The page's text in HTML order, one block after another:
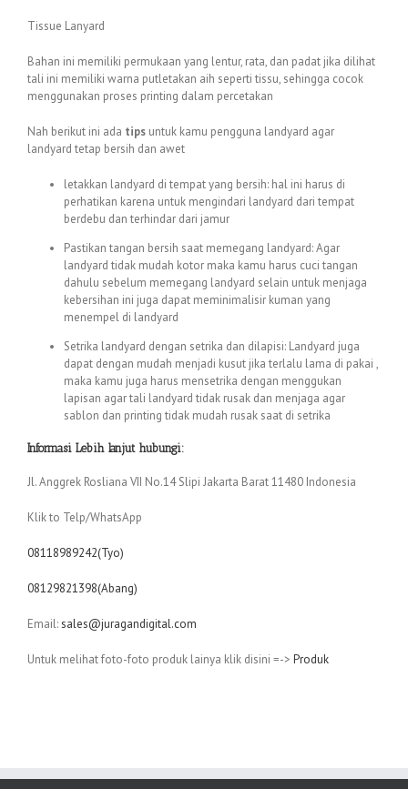
Tissue Lanyard
Bahan ini memiliki permukaan yang lentur, rata, dan padat jika dilihat
tali ini memiliki warna putletakan aih seperti tissu, sehingga cocok
menggunakan proses printing dalam percetakan
Nah berikut ini ada tips untuk kamu pengguna landyard agar
landyard tetap bersih dan awet
letakkan landyard di tempat yang bersih: hal ini harus di
perhatikan karena untuk mengindari landyard dari tempat
berdebu dan terhindar dari jamur
Pastikan tangan bersih saat memegang landyard: Agar
landyard tidak mudah kotor maka kamu harus cuci tangan
dahulu sebelum memegang landyard selain untuk menjaga
kebersihan ini juga dapat meminimalisir kuman yang
menempel di landyard
Setrika landyard dengan setrika dan dilapisi: Landyard juga
dapat dengan mudah menjadi kusut jika terlalu lama di pakai ,
maka kamu juga harus mensetrika dengan menggukan
lapisan agar tali landyard tidak rusak dan menjaga agar
sablon dan printing tidak mudah rusak saat di setrika
Informasi Lebih lanjut hubungi:
Jl. Anggrek Rosliana VII No.14 Slipi Jakarta Barat 11480 Indonesia
Klik to Telp/WhatsApp
08118989242(Tyo)
08129821398(Abang)
Email:sales@juragandigital.com
Untuk melihat foto-foto produk lainya klik disini =-> Produk